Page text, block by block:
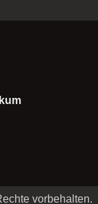
vorbehalten.